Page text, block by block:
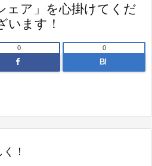
ェア」を心掛けてくだ
います！
0
B!
0
！